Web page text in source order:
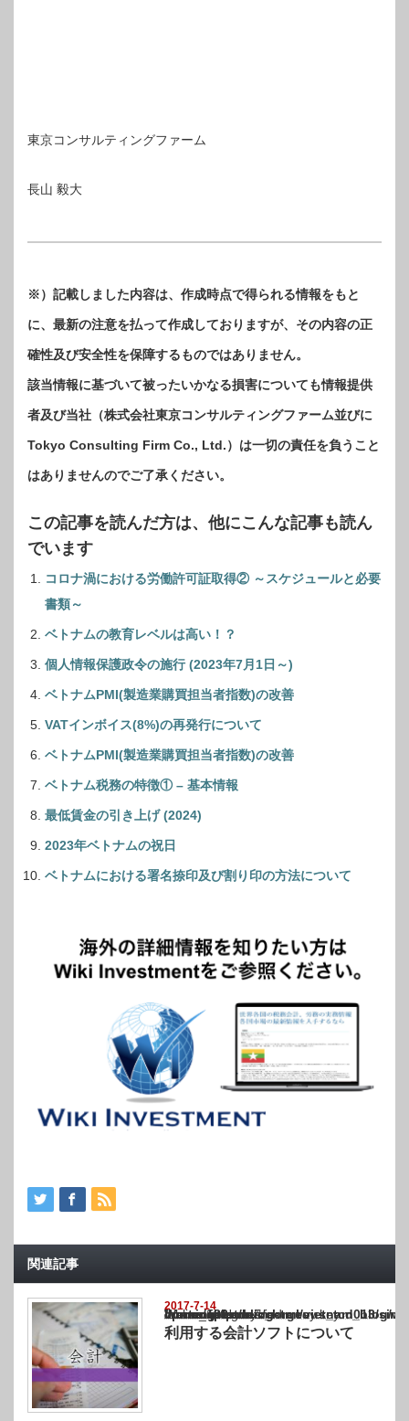
東京コンサルティングファーム
長山 毅大
※）記載しました内容は、作成時点で得られる情報をもと
に、最新の注意を払って作成しておりますが、その内容の正
確性及び安全性を保障するものではありません。
該当情報に基づいて被ったいかなる損害についても情報提供
者及び当社（株式会社東京コンサルティングファーム並びに
Tokyo Consulting Firm Co., Ltd.）は一切の責任を負うこと
はありませんのでご了承ください。
この記事を読んだ方は、他にこんな記事も読ん
でいます
コロナ渦における労働許可証取得② ～スケジュールと必要
書類～
ベトナムの教育レベルは高い！？
個人情報保護政令の施行 (2023年7月1日～)
ベトナムPMI(製造業購買担当者指数)の改善
VATインボイス(8%)の再発行について
ベトナムPMI(製造業購買担当者指数)の改善
ベトナム税務の特徴① – 基本情報
最低賃金の引き上げ (2024)
2023年ベトナムの祝日
ベトナムにおける署名捺印及び割り印の方法について
関連記事
2017-7-14
Warning
: Undefined array key "show_category" in
/home/netst/kuno-cpa.co.jp/public_html/vietnam_blog/wp-content/themes/
on line183
利用する会計ソフトについて